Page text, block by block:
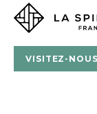
VISITEZ-
La Spiriterie